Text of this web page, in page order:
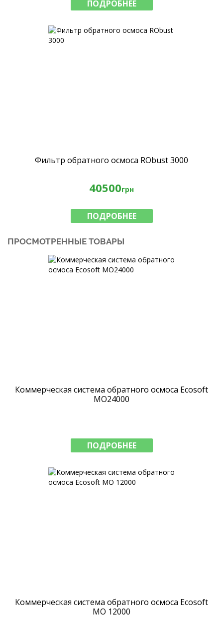
ПОДРОБНЕЕ
Фильтр обратного осмоса RObust 3000
40500грн
ПОДРОБНЕЕ
ПРОСМОТРЕННЫЕ ТОВАРЫ
Коммерческая система обратного осмоса Ecosoft
МО24000
ПОДРОБНЕЕ
Коммерческая система обратного осмоса Ecosoft
MO 12000